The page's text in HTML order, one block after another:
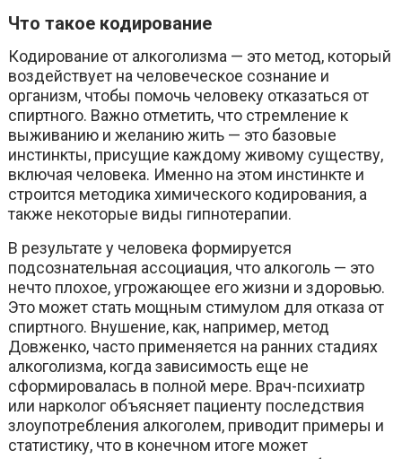
Что такое кодирование
Кодирование от алкоголизма — это метод, который
воздействует на человеческое сознание и
организм, чтобы помочь человеку отказаться от
спиртного. Важно отметить, что стремление к
выживанию и желанию жить — это базовые
инстинкты, присущие каждому живому существу,
включая человека. Именно на этом инстинкте и
строится методика химического кодирования, а
также некоторые виды гипнотерапии.
В результате у человека формируется
подсознательная ассоциация, что алкоголь — это
нечто плохое, угрожающее его жизни и здоровью.
Это может стать мощным стимулом для отказа от
спиртного. Внушение, как, например, метод
Довженко, часто применяется на ранних стадиях
алкоголизма, когда зависимость еще не
сформировалась в полной мере. Врач-психиатр
или нарколог объясняет пациенту последствия
злоупотребления алкоголем, приводит примеры и
статистику, что в конечном итоге может